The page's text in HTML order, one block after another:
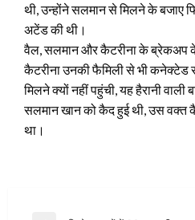
थी, उन्होंने सलमान से मिलने के बजाए
अटेंड की थी।
वैल, सलमान और कैटरीना के ब्रेकअप के
कैटरीना उनकी फैमिली से भी कनेक्टेड
मिलने क्यों नहीं पहुंची, यह हैरानी
सलमान खान को कैद हुई थी, उस वक्त
था।